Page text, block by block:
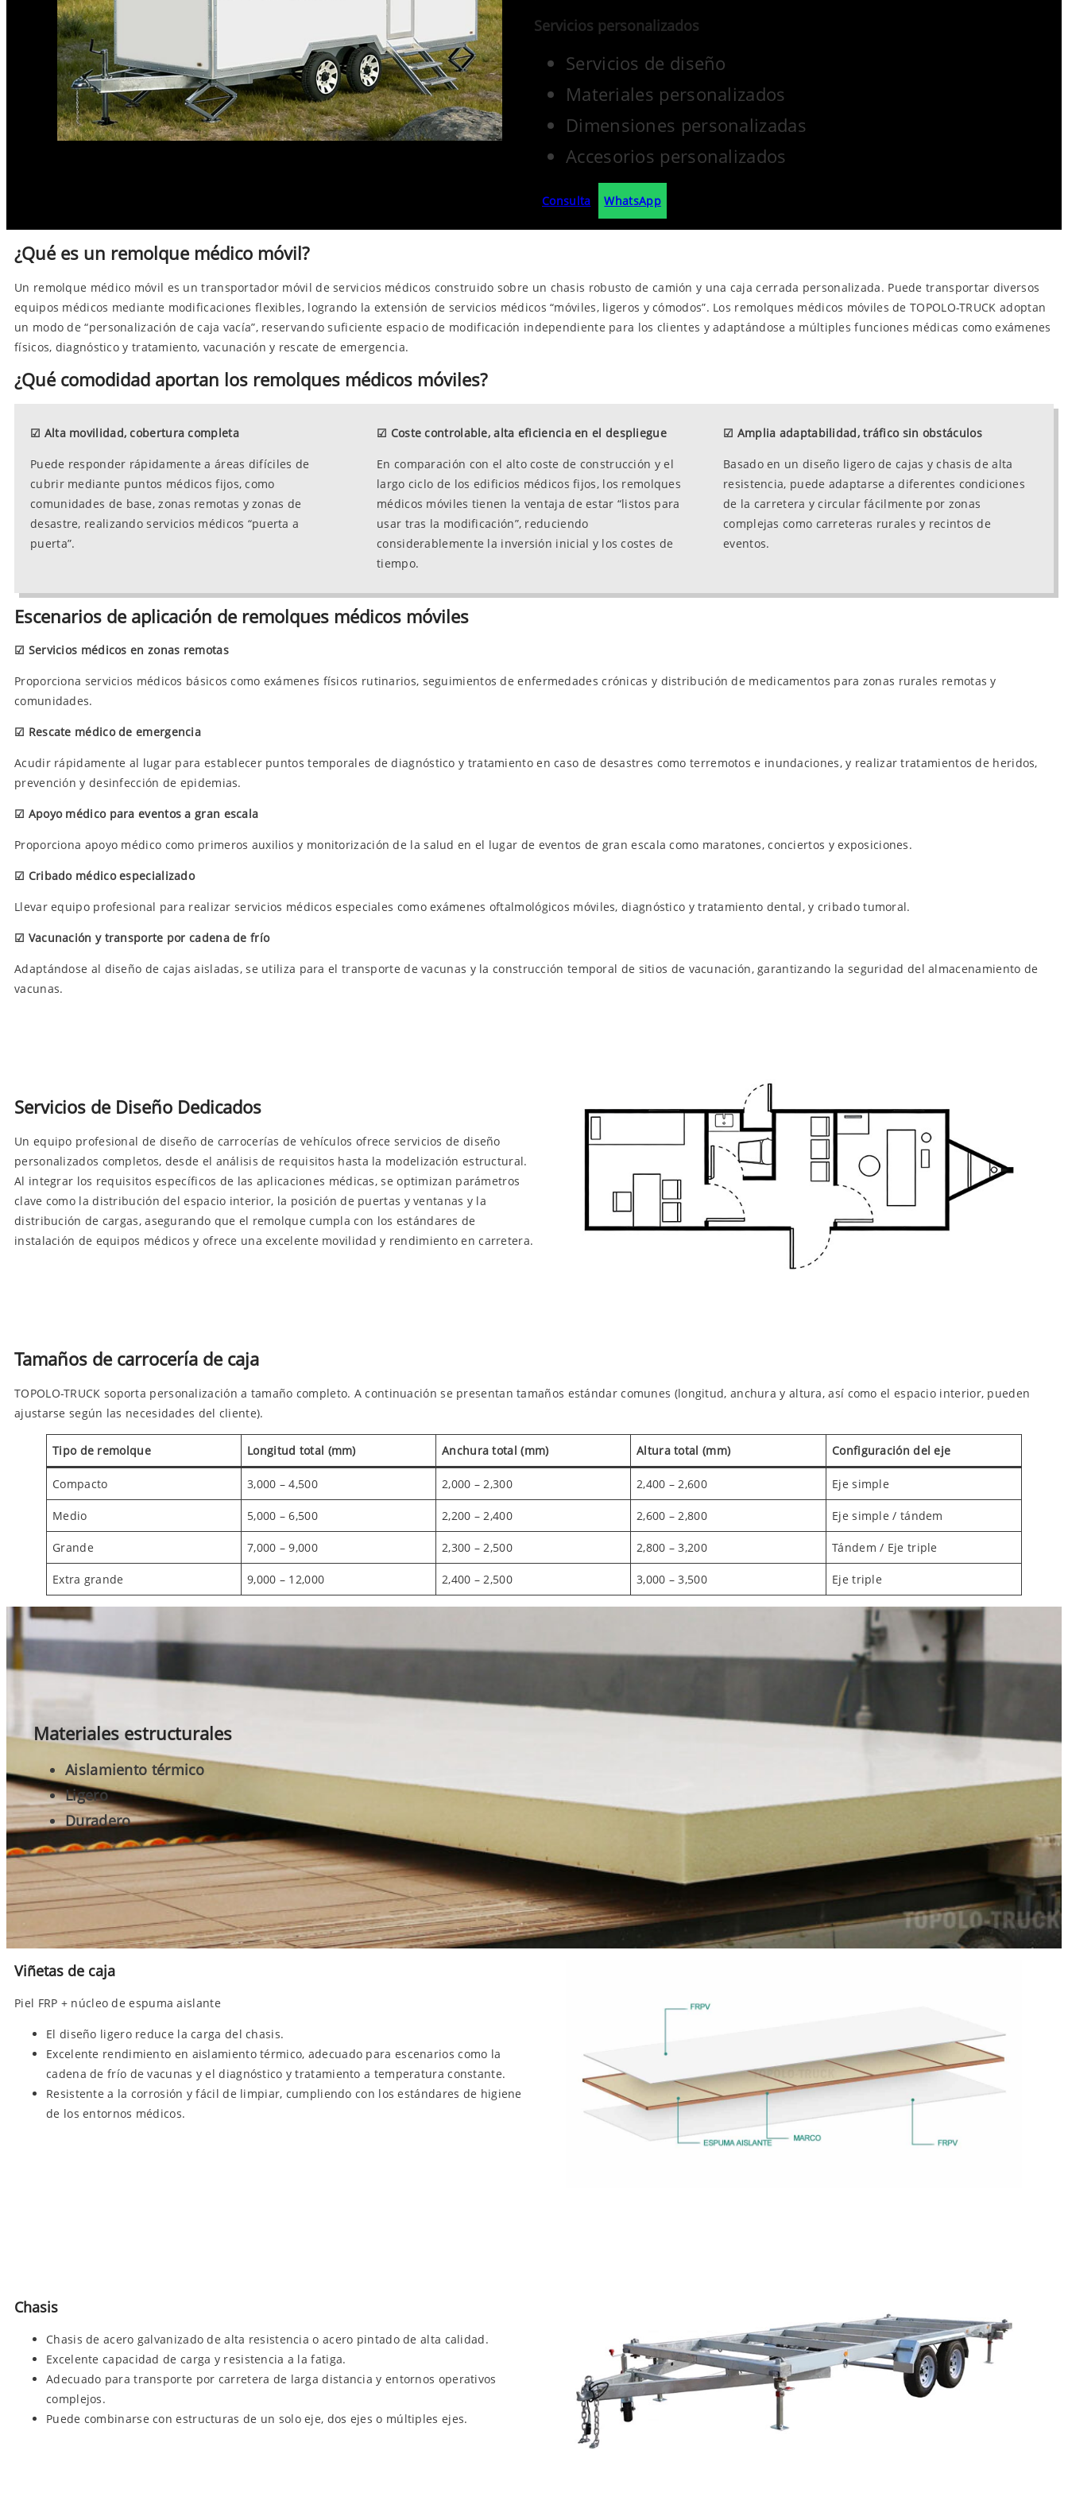
Servicios personalizados
Servicios de diseño
Materiales personalizados
Dimensiones personalizadas
Accesorios personalizados
Consulta WhatsApp
¿Qué es un remolque médico móvil?
Un remolque médico móvil es un transportador móvil de servicios médicos construido sobre un chasis robusto de camión y una caja cerrada personalizada. Puede transportar diversos
equipos médicos mediante modificaciones flexibles, logrando la extensión de servicios médicos “móviles, ligeros y cómodos”. Los remolques médicos móviles de TOPOLO-TRUCK adoptan
un modo de “personalización de caja vacía”, reservando suficiente espacio de modificación independiente para los clientes y adaptándose a múltiples funciones médicas como exámenes
físicos, diagnóstico y tratamiento, vacunación y rescate de emergencia.
¿Qué comodidad aportan los remolques médicos móviles?
☑ Alta movilidad, cobertura completa
Puede responder rápidamente a áreas difíciles de
cubrir mediante puntos médicos fijos, como
comunidades de base, zonas remotas y zonas de
desastre, realizando servicios médicos “puerta a
puerta”.
☑ Coste controlable, alta eficiencia en el despliegue
En comparación con el alto coste de construcción y el
largo ciclo de los edificios médicos fijos, los remolques
médicos móviles tienen la ventaja de estar “listos para
usar tras la modificación”, reduciendo
considerablemente la inversión inicial y los costes de
tiempo.
☑ Amplia adaptabilidad, tráfico sin obstáculos
Basado en un diseño ligero de cajas y chasis de alta
resistencia, puede adaptarse a diferentes condiciones
de la carretera y circular fácilmente por zonas
complejas como carreteras rurales y recintos de
eventos.
Escenarios de aplicación de remolques médicos móviles
☑ Servicios médicos en zonas remotas
Proporciona servicios médicos básicos como exámenes físicos rutinarios, seguimientos de enfermedades crónicas y distribución de medicamentos para zonas rurales remotas y
comunidades.
☑ Rescate médico de emergencia
Acudir rápidamente al lugar para establecer puntos temporales de diagnóstico y tratamiento en caso de desastres como terremotos e inundaciones, y realizar tratamientos de heridos,
prevención y desinfección de epidemias.
☑ Apoyo médico para eventos a gran escala
Proporciona apoyo médico como primeros auxilios y monitorización de la salud en el lugar de eventos de gran escala como maratones, conciertos y exposiciones.
☑ Cribado médico especializado
Llevar equipo profesional para realizar servicios médicos especiales como exámenes oftalmológicos móviles, diagnóstico y tratamiento dental, y cribado tumoral.
☑ Vacunación y transporte por cadena de frío
Adaptándose al diseño de cajas aisladas, se utiliza para el transporte de vacunas y la construcción temporal de sitios de vacunación, garantizando la seguridad del almacenamiento de
vacunas.
Servicios de Diseño Dedicados
Un equipo profesional de diseño de carrocerías de vehículos ofrece servicios de diseño
personalizados completos, desde el análisis de requisitos hasta la modelización estructural.
Al integrar los requisitos específicos de las aplicaciones médicas, se optimizan parámetros
clave como la distribución del espacio interior, la posición de puertas y ventanas y la
distribución de cargas, asegurando que el remolque cumpla con los estándares de
instalación de equipos médicos y ofrece una excelente movilidad y rendimiento en carretera.
Tamaños de carrocería de caja
TOPOLO-TRUCK soporta personalización a tamaño completo. A continuación se presentan tamaños estándar comunes (longitud, anchura y altura, así como el espacio interior, pueden
ajustarse según las necesidades del cliente).
Tipo de remolque Longitud total (mm) Anchura total (mm) Altura total (mm) Configuración del eje
Compacto 3,000 – 4,500 2,000 – 2,300 2,400 – 2,600 Eje simple
Medio 5,000 – 6,500 2,200 – 2,400 2,600 – 2,800 Eje simple / tándem
Grande 7,000 – 9,000 2,300 – 2,500 2,800 – 3,200 Tándem / Eje triple
Extra grande 9,000 – 12,000 2,400 – 2,500 3,000 – 3,500 Eje triple
Materiales estructurales
Aislamiento térmico
Ligero
Duradero
Viñetas de caja
Piel FRP + núcleo de espuma aislante
El diseño ligero reduce la carga del chasis.
Excelente rendimiento en aislamiento térmico, adecuado para escenarios como la
cadena de frío de vacunas y el diagnóstico y tratamiento a temperatura constante.
Resistente a la corrosión y fácil de limpiar, cumpliendo con los estándares de higiene
de los entornos médicos.
Chasis
Chasis de acero galvanizado de alta resistencia o acero pintado de alta calidad.
Excelente capacidad de carga y resistencia a la fatiga.
Adecuado para transporte por carretera de larga distancia y entornos operativos
complejos.
Puede combinarse con estructuras de un solo eje, dos ejes o múltiples ejes.